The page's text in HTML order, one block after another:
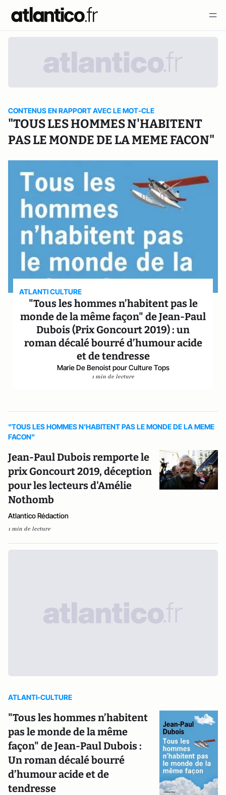
CONTENUS EN RAPPORT AVEC LE MOT-CLE
"TOUS LES HOMMES N'HABITENT
PAS LE MONDE DE LA MEME FACON"
ATLANTI CULTURE
"Tous les hommes n’habitent pas le
monde de la même façon" de Jean-Paul
Dubois (Prix Goncourt 2019) : un
roman décalé bourré d’humour acide
et de tendresse
Marie De Benoist pour Culture Tops
1 min de lecture
"TOUS LES HOMMES N'HABITENT PAS LE MONDE DE LA MEME
FACON"
Jean-Paul Dubois remporte le
prix Goncourt 2019, déception
pour les lecteurs d'Amélie
Nothomb
Atlantico Rédaction
1 min de lecture
ATLANTI-CULTURE
"Tous les hommes n’habitent
pas le monde de la même
façon" de Jean-Paul Dubois :
Un roman décalé bourré
d’humour acide et de
tendresse